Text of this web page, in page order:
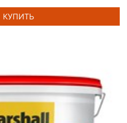
КУПИТЬ